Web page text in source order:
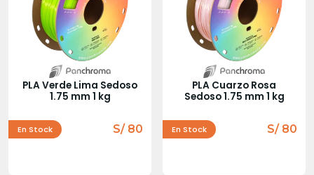
PLA Verde Lima Sedoso
1.75 mm 1 kg
En Stock S/ 80
PLA Cuarzo Rosa
Sedoso 1.75 mm 1 kg
En Stock S/ 80